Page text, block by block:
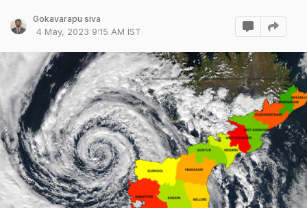
Gokavarapu siva
4 May, 2023 9:15 AM IST